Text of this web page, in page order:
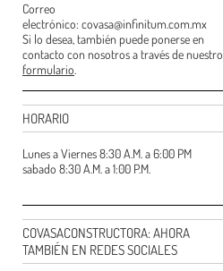
Correo
electrónico: covasa@infinitum.com.mx
Si lo desea, también puede ponerse en
contacto con nosotros a través de nuestro
formulario
HORARIO
Lunes a Viernes 8:30 A.M. a 6:00 PM
sabado 8:30 A.M. a 1:00 P.M.
COVASACONSTRUCTORA: AHORA
TAMBIÉN EN REDES SOCIALES